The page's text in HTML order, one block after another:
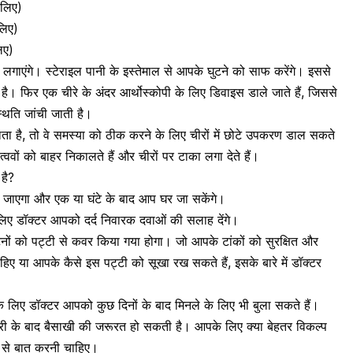
स्टेराइल पानी के इस्तेमाल से आपके घुटने को साफ करेंगे। इससे
फिर एक चीरे के अंदर आर्थोस्कोपी के लिए डिवाइस डाले जाते हैं, जिससे
जांची जाती है।
है, तो वे समस्या को ठीक करने के लिए चीरों में छोटे उपकरण डाल सकते
को बाहर निकालते हैं और चीरों पर टाका लगा देते हैं।
जाएगा और एक या घंटे के बाद आप घर जा सकेंगे।
डॉक्टर आपको दर्द निवारक दवाओं की सलाह देंगे।
पट्टी से कवर किया गया होगा। जो आपके टांकों को सुरक्षित और
या आपके कैसे इस पट्टी को सूखा रख सकते हैं, इसके बारे में डॉक्टर
डॉक्टर आपको कुछ दिनों के बाद मिनले के लिए भी बुला सकते हैं।
के बाद बैसाखी की जरूरत हो सकती है। आपके लिए क्या बेहतर विकल्प
करनी चाहिए।